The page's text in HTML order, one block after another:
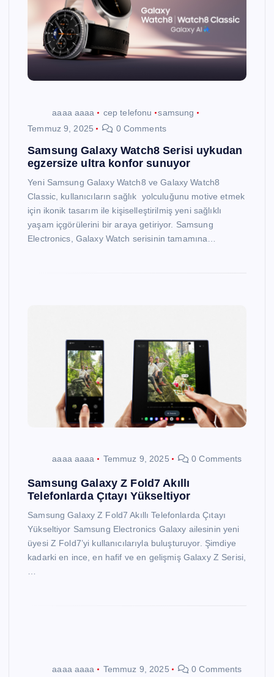
aaaa aaaa cep telefonu
samsung
Temmuz 9, 2025
0 Comments
Samsung Galaxy Watch8 Serisi uykudan
egzersize ultra konfor sunuyor
Yeni Samsung Galaxy Watch8 ve Galaxy Watch8
Classic, kullanıcıların sağlık yolculuğunu motive etmek
için ikonik tasarım ile kişiselleştirilmiş yeni sağlıklı
yaşam içgörülerini bir araya getiriyor. Samsung
Electronics, Galaxy Watch serisinin tamamına…
aaaa aaaa Temmuz 9, 2025 0 Comments
Samsung Galaxy Z Fold7 Akıllı
Telefonlarda Çıtayı Yükseltiyor
Samsung Galaxy Z Fold7 Akıllı Telefonlarda Çıtayı
Yükseltiyor Samsung Electronics Galaxy ailesinin yeni
üyesi Z Fold7’yi kullanıcılarıyla buluşturuyor. Şimdiye
kadarki en ince, en hafif ve en gelişmiş Galaxy Z Serisi,
aaaa aaaa Temmuz 9, 2025 0 Comments